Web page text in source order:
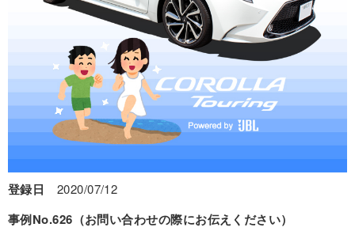
登録日 2020/07/12
事例No.626（お問い合わせの際にお伝えください）